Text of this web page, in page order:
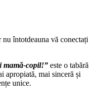
întotdeauna vă conectați
mamă-copil!” este o tabără
apropiată, mai sinceră și
unice.